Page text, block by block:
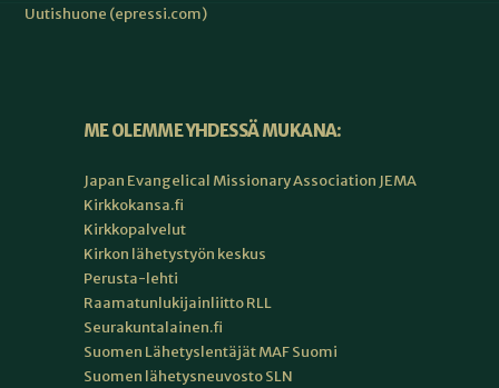
Uutishuone (epressi.com)
ME OLEMME YHDESSÄ MUKANA:
Japan Evangelical Missionary Association JEMA
Kirkkokansa.fi
Kirkkopalvelut
Kirkon lähetystyön keskus
Perusta-lehti
Raamatunlukijainliitto RLL
Seurakuntalainen.fi
Suomen Lähetyslentäjät MAF Suomi
Suomen lähetysneuvosto SLN